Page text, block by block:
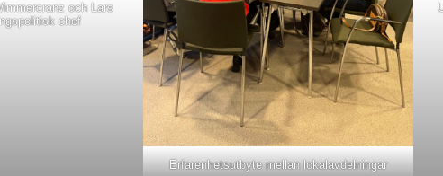
och Lars
chef
Erfarenhetsutbyte mellan lokalavdelningar